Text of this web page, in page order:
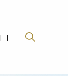
| |